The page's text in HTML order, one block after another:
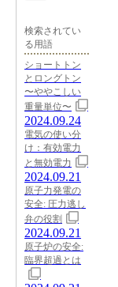
検索されてい
る用語
ショートトン
とロングトン
〜ややこしい
重量単位〜
2024.09.24
電気の使い分
け：有効電力
と無効電力
2024.09.21
原子力発電の
安全: 圧力逃し
弁の役割
2024.09.21
原子炉の安全:
臨界超過とは